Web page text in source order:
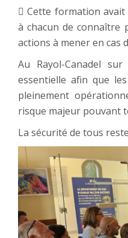
 Cette formation
à chacun de connaître
actions à mener en cas
Au Rayol-Canadel
essentielle afin que
pleinement
risque majeur pouvant
La sécurité de tous